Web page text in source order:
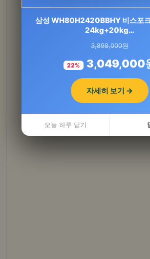
연세 키즈텐 유산균 100억 프로바이
이 유아 초등학생 유산…
92,000원
21% 72,700원
자세히 보기 →
오늘 하루 닫기
삼성 WH80H2420BBHY 비스포
24kg+20kg…
3,898,000원
22% 3,049,000
자세히 보기 →
오늘 하루 닫기